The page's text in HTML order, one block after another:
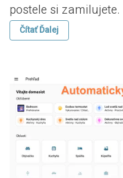
postele si zamilujete.
Čítať Ďalej